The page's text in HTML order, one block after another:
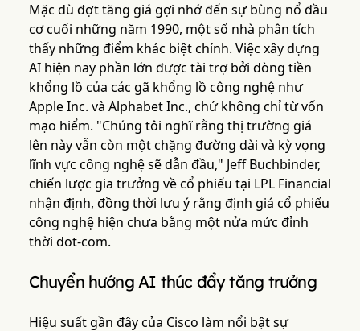
Mặc dù đợt tăng giá gợi nhớ đến sự bùng nổ đầu
cơ cuối những năm 1990, một số nhà phân tích
thấy những điểm khác biệt chính. Việc xây dựng
AI hiện nay phần lớn được tài trợ bởi dòng tiền
khổng lồ của các gã khổng lồ công nghệ như
Apple Inc. và Alphabet Inc., chứ không chỉ từ vốn
mạo hiểm. "Chúng tôi nghĩ rằng thị trường giá
lên này vẫn còn một chặng đường dài và kỳ vọng
lĩnh vực công nghệ sẽ dẫn đầu," Jeff Buchbinder,
chiến lược gia trưởng về cổ phiếu tại LPL Financial
nhận định, đồng thời lưu ý rằng định giá cổ phiếu
công nghệ hiện chưa bằng một nửa mức đỉnh
thời dot-com.
Chuyển hướng AI thúc đẩy tăng trưởng
Hiệu suất gần đây của Cisco làm nổi bật sự